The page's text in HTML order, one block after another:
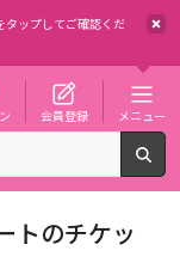
タップしてご確認くだ
会員登録 メニュー
トのチケッ